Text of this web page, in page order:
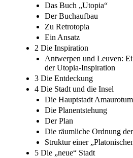
Das Buch „Utopia“
Der Buchaufbau
Zu Retrotopia
Ein Ansatz
2 Die Inspiration
Antwerpen und Leuven:
der Utopia-Inspiration
3 Die Entdeckung
4 Die Stadt und die Insel
Die Hauptstadt Amaurotum
Die Planentstehung
Der Plan
Die räumliche Ordnung
Struktur einer
5 Die „neue“ Stadt